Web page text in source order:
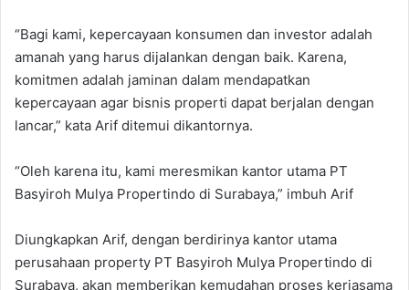
“Bagi kami, kepercayaan konsumen dan investor adalah
amanah yang harus dijalankan dengan baik. Karena,
komitmen adalah jaminan dalam mendapatkan
kepercayaan agar bisnis properti dapat berjalan dengan
lancar,” kata Arif ditemui dikantornya.
“Oleh karena itu, kami meresmikan kantor utama PT
Basyiroh Mulya Propertindo di Surabaya,” imbuh Arif
Diungkapkan Arif, dengan berdirinya kantor utama
perusahaan property PT Basyiroh Mulya Propertindo di
Surabaya, akan memberikan kemudahan proses kerjasama